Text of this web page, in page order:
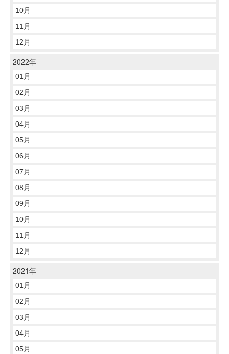
10月
11月
12月
2022年
01月
02月
03月
04月
05月
06月
07月
08月
09月
10月
11月
12月
2021年
01月
02月
03月
04月
05月